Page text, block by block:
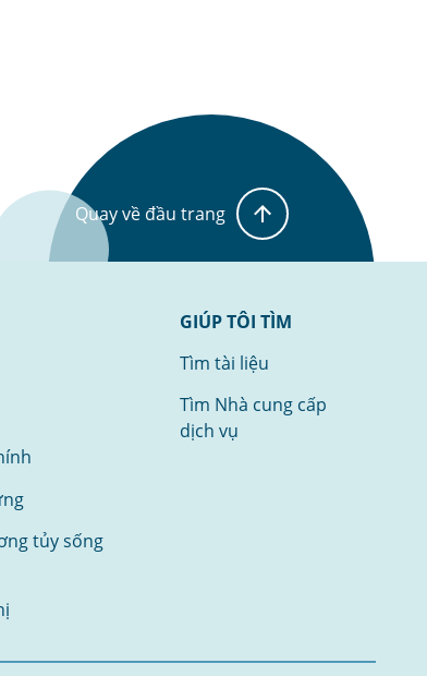
Quay về đầu trang
tủy sống
GIÚP TÔI TÌM
Tìm tài liệu
Tìm Nhà cung cấp
dịch vụ